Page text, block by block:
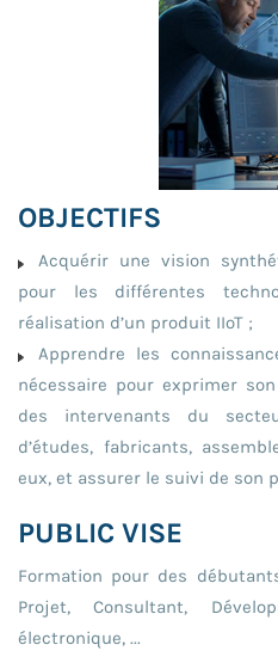
OBJECTIFS
Acquérir une vision
pour les différentes
réalisation d’un produit IIoT ;
Apprendre les
nécessaire pour exprimer
des intervenants du
d’études, fabricants,
eux, et assurer le suivi de son
PUBLIC VISE
Formation pour des
Projet, Consultant,
électronique, ...